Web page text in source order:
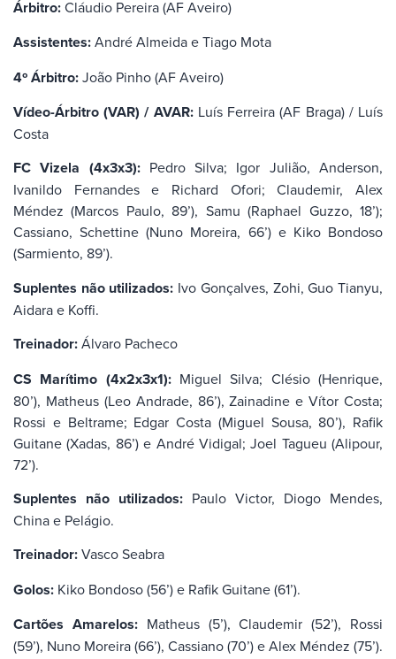
Árbitro:Cláudio Pereira (AF Aveiro)
Assistentes:André Almeida e Tiago Mota
4º Árbitro:João Pinho (AF Aveiro)
Vídeo-Árbitro (VAR) / AVAR:Luís Ferreira (AF Braga) / Luís
Costa
FC Vizela (4x3x3):Pedro Silva; Igor Julião, Anderson,
Ivanildo Fernandes e Richard Ofori; Claudemir, Alex
Méndez (Marcos Paulo, 89’), Samu (Raphael Guzzo, 18’);
Cassiano, Schettine (Nuno Moreira, 66’) e Kiko Bondoso
(Sarmiento, 89’).
Suplentes não utilizados: Ivo Gonçalves, Zohi, Guo Tianyu,
Aidara e Koffi.
Treinador:Álvaro Pacheco
CS Marítimo (4x2x3x1):Miguel Silva; Clésio (Henrique,
80’), Matheus (Leo Andrade, 86’), Zainadine e Vítor Costa;
Rossi e Beltrame; Edgar Costa (Miguel Sousa, 80’), Rafik
Guitane (Xadas, 86’) e André Vidigal; Joel Tagueu (Alipour,
72’).
Suplentes não utilizados: Paulo Victor, Diogo Mendes,
China e Pelágio.
Treinador:Vasco Seabra
Golos: Kiko Bondoso (56’) e Rafik Guitane (61’).
Cartões Amarelos:Matheus (5’), Claudemir (52’), Rossi
(59’), Nuno Moreira (66’), Cassiano (70’) e Alex Méndez (75’).